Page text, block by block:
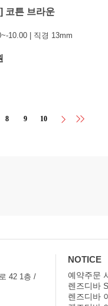
코튼 브라운
10.00 | 직경 13mm
8 9 10
42 1층 /
NOTICE
예약주문
렌즈디바
렌즈디바